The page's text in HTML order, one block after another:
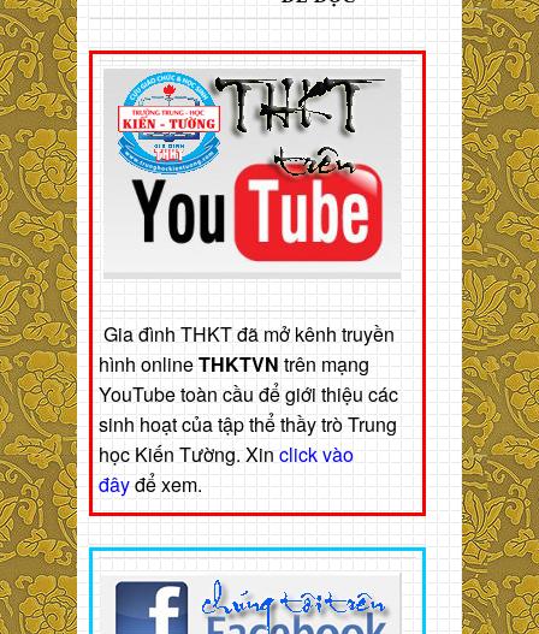
Gia đình THKT đã mở kênh truyền
hình onlineTHKTVN trên mạng
YouTube toàn cầu để giới thiệu các
sinh hoạt của tập thể thầy trò Trung
học Kiến Tường. Xin click vào
đâyđể xem.